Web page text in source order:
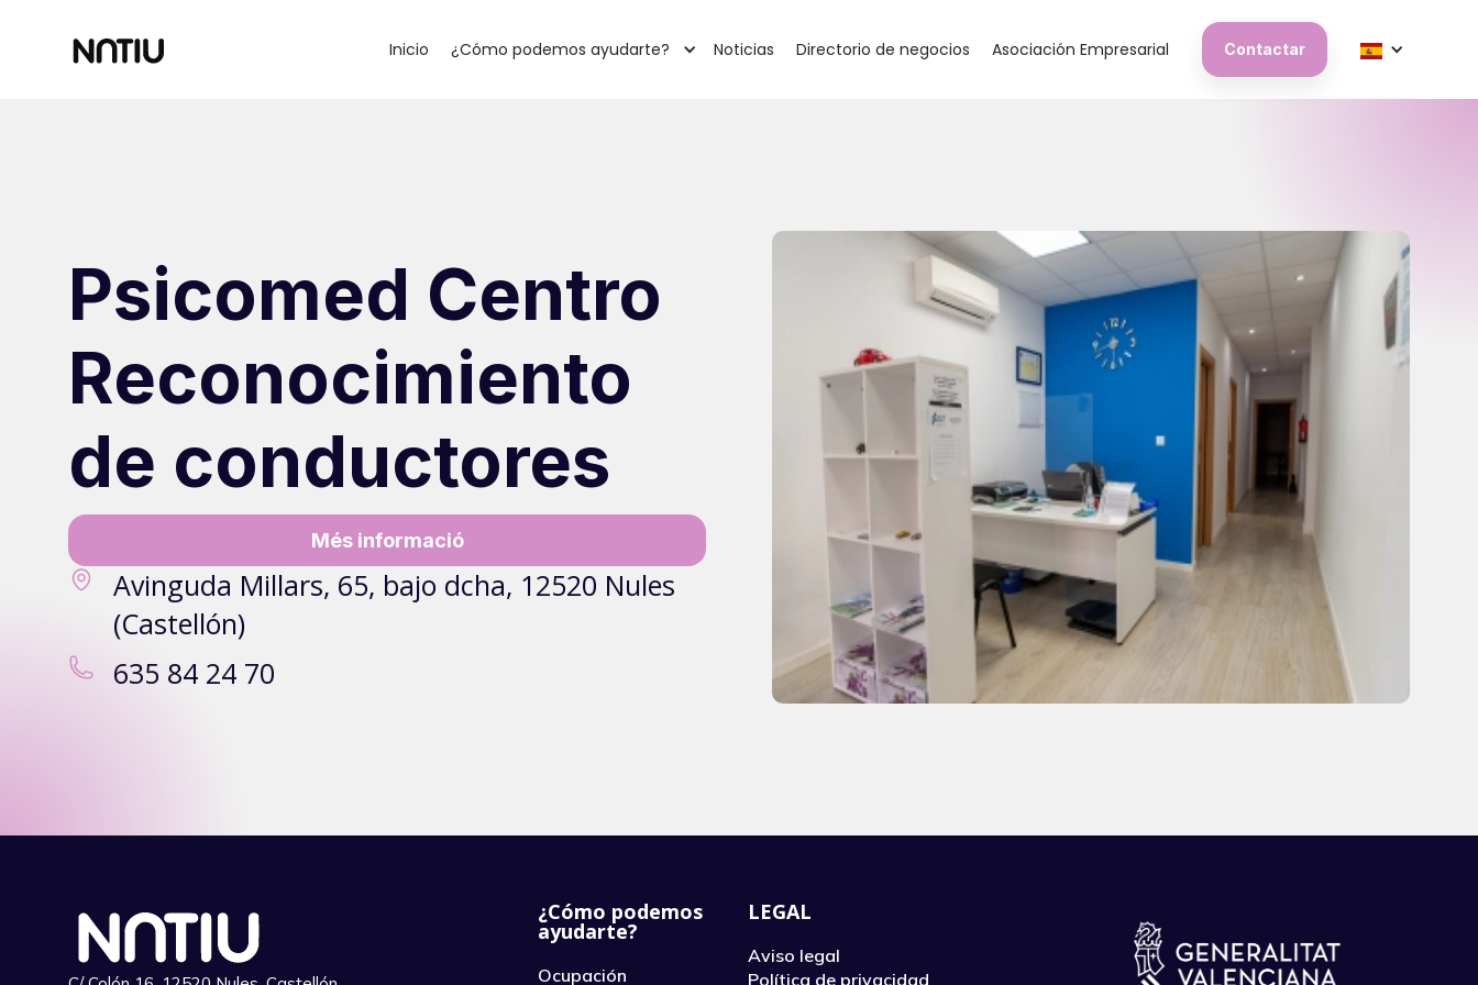
Inicio ¿Cómo podemos ayudarte? Noticias Directorio de negocios Asociación Empresarial Contactar
Psicomed Centro
Reconocimiento
de conductores
Més informació
Avinguda Millars, 65, bajo dcha, 12520 Nules
(Castellón)
635 84 24 70
¿Cómo podemos
ayudarte?
Ocupación
LEGAL
Aviso legal
Política de privacidad